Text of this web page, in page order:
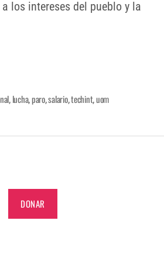
los intereses del pueblo y la
, lucha,paro,salario,techint,uom
DONAR